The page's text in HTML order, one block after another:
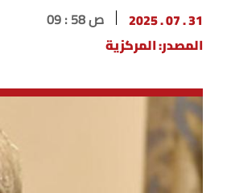
31 . 07 . 2025 09 : 58 ص
المصدر: المركزية